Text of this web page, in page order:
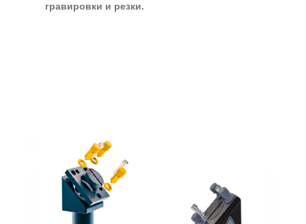
гравировки и резки.